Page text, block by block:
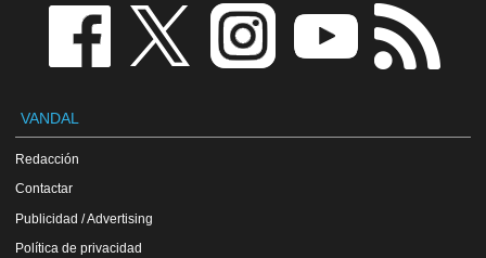
VANDAL
Redacción
Contactar
Publicidad / Advertising
Política de privacidad